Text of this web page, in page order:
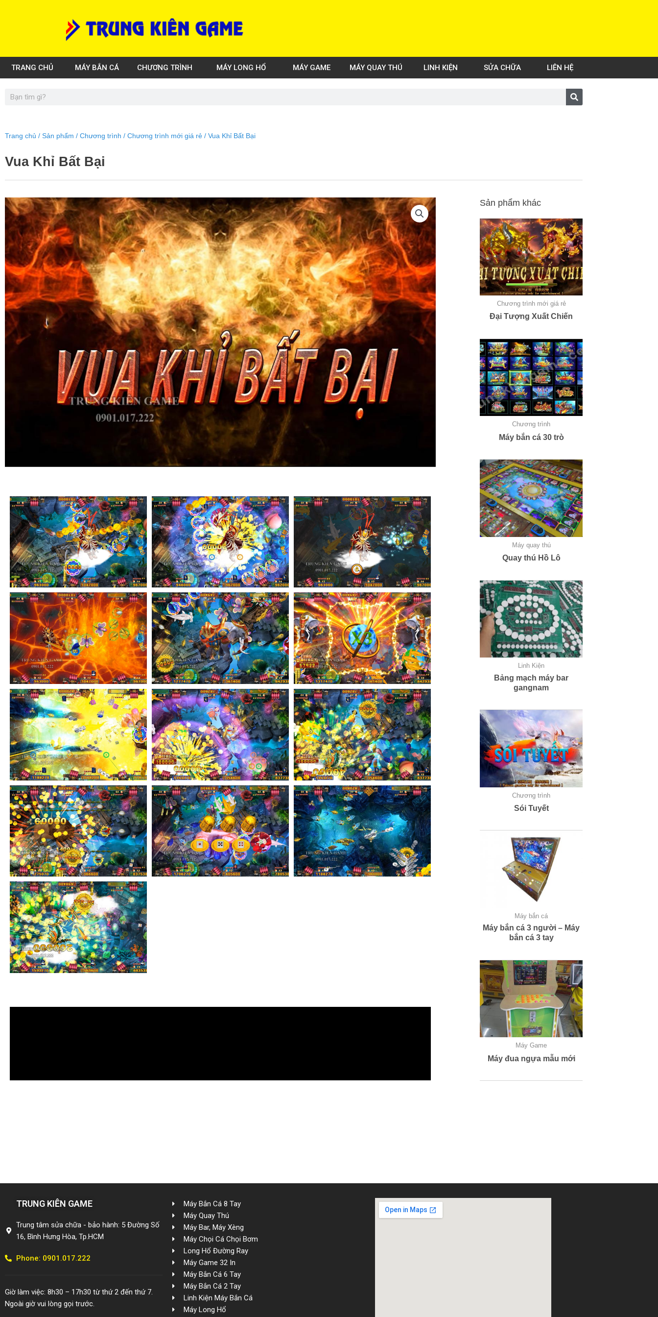
TRANG CHỦ MÁY BẮN CÁ CHƯƠNG TRÌNH MÁY LONG HỔ MÁY GAME MÁY QUAY THÚ LINH KIỆN SỬA CHỮA LIÊN HỆ
Search
Trang chủ / Sản phẩm / Chương trình / Chương trình mới giá rẻ / Vua Khỉ Bất Bại
Vua Khỉ Bất Bại
Sản phẩm khác
Chương trình mới giá rẻ
Đại Tượng Xuất Chiến
Chương trình
Máy bắn cá 30 trò
Máy quay thú
Quay thú Hồ Lô
Linh Kiện
Bảng mạch máy bar
gangnam
Chương trình
Sói Tuyết
Máy bắn cá
Máy bắn cá 3 người – Máy
bắn cá 3 tay
Máy Game
Máy đua ngựa mẫu mới
TRUNG KIÊN GAME
Trung tâm sửa chữa - bảo hành: 5 Đường Số
16, Bình Hưng Hòa, Tp.HCM
Phone: 0901.017.222
Giờ làm việc: 8h30 – 17h30 từ thứ 2 đến thứ 7.
Ngoài giờ vui lòng gọi trước.
Máy Bắn Cá 8 Tay
Máy Quay Thú
Máy Bar, Máy Xèng
Máy Chọi Cá Chọi Bơm
Long Hổ Đường Ray
Máy Game 32 In
Máy Bắn Cá 6 Tay
Máy Bắn Cá 2 Tay
Linh Kiện Máy Bắn Cá
Máy Long Hổ